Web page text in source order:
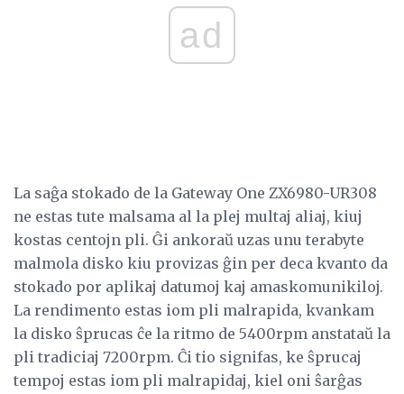
ad
La saĝa stokado de la Gateway One ZX6980-UR308
ne estas tute malsama al la plej multaj aliaj, kiuj
kostas centojn pli. Ĝi ankoraŭ uzas unu terabyte
malmola disko kiu provizas ĝin per deca kvanto da
stokado por aplikaj datumoj kaj amaskomunikiloj.
La rendimento estas iom pli malrapida, kvankam
la disko ŝprucas ĉe la ritmo de 5400rpm anstataŭ la
pli tradiciaj 7200rpm. Ĉi tio signifas, ke ŝprucaj
tempoj estas iom pli malrapidaj, kiel oni ŝarĝas